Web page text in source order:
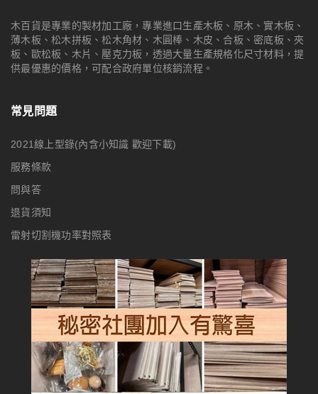
木百貨是專業的製材加工廠，專業進口生產木板、原木、實木板、
薄木板、松木拼板、松木角材、木圓棒、木皮、合板、密底板、夾
板、歐松板、木片、壓克力板，透過大量生產規格化尺寸材料，提
供最優惠的價格，可配合政府單位核銷流程。
常見問題
2021線上型錄(內含小知識 歡迎下載)
服務條款
問與答
退貨須知
雷射切割機功率對照表